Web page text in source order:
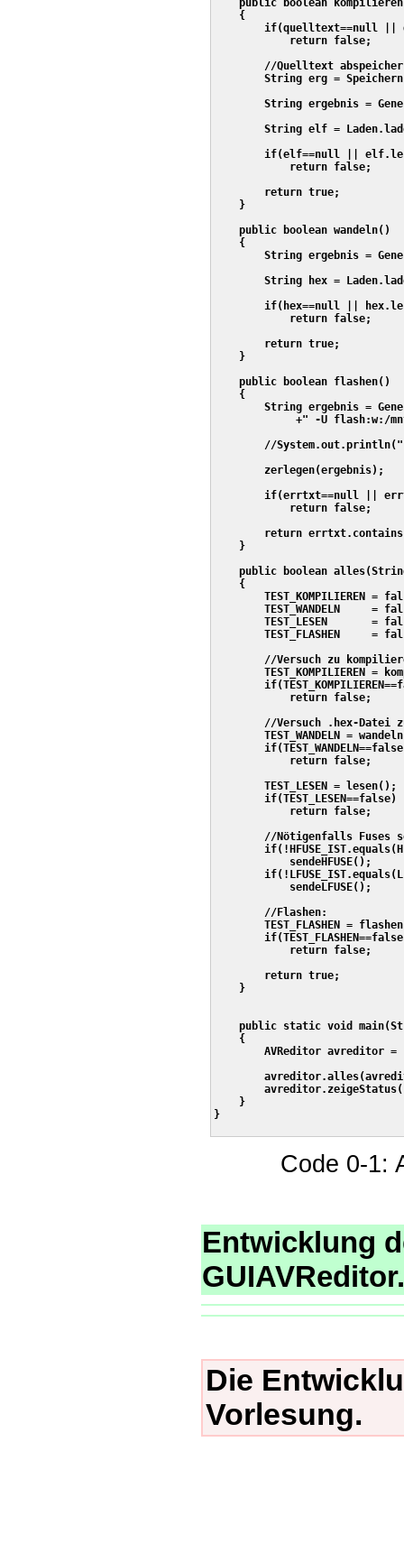
public boolean
    {
if(quelltext==null ||
            return false;
//Quelltext
String erg =
String ergebnis =
String elf =
if(elf==null ||
            return false;
        return true;
    }
    public boolean wandeln()
    {
String ergebnis =
String hex =
if(hex==null ||
            return false;
        return true;
    }
    public boolean flashen()
    {
String ergebnis =
+" -U flash:w:/
//
        zerlegen(ergebnis);
if(errtxt==null ||
            return false;
return
    }
public boolean
    {
TEST_KOMPILIEREN =
TEST_WANDELN     =
TEST_LESEN       =
TEST_FLASHEN     =
//Versuch zu
TEST_KOMPILIEREN =
            return false;
//Versuch .hex-Datei
TEST_WANDELN =
            return false;
        TEST_LESEN = lesen();
        if(TEST_LESEN==false)
            return false;
//Nötigenfalls Fuses
            sendeHFUSE();
            sendeLFUSE();
        //Flashen:
TEST_FLASHEN =
            return false;
        return true;
    }
public static void
    {
AVReditor avreditor =
    }
}
Code 0-1:
Entwicklung
Die
Vorlesung.